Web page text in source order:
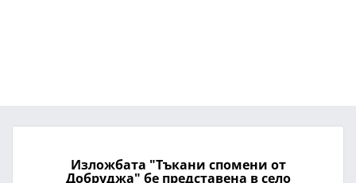
Изложбата "Тъкани спомени от
Добруджа" бе представена в село